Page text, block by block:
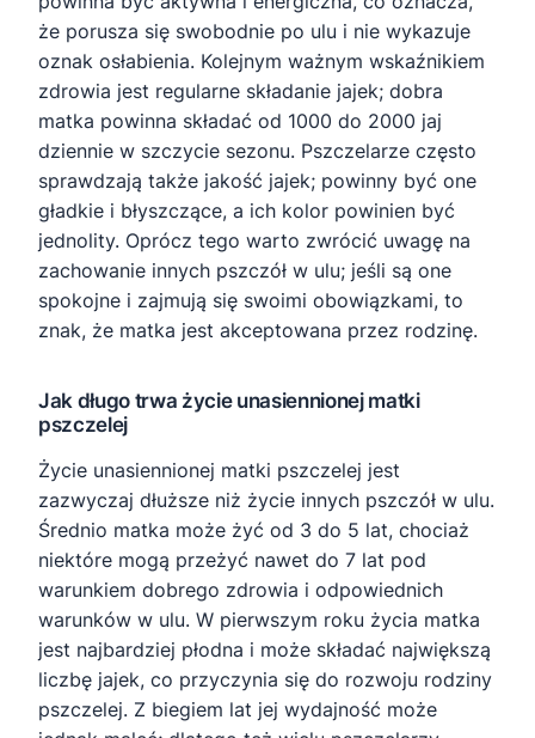
że porusza się swobodnie po ulu i nie wykazuje
oznak osłabienia. Kolejnym ważnym wskaźnikiem
zdrowia jest regularne składanie jajek; dobra
matka powinna składać od 1000 do 2000 jaj
dziennie w szczycie sezonu. Pszczelarze często
sprawdzają także jakość jajek; powinny być one
gładkie i błyszczące, a ich kolor powinien być
jednolity. Oprócz tego warto zwrócić uwagę na
zachowanie innych pszczół w ulu; jeśli są one
spokojne i zajmują się swoimi obowiązkami, to
znak, że matka jest akceptowana przez rodzinę.
Jak długo trwa życie unasiennionej matki
pszczelej
Życie unasiennionej matki pszczelej jest
zazwyczaj dłuższe niż życie innych pszczół w ulu.
Średnio matka może żyć od 3 do 5 lat, chociaż
niektóre mogą przeżyć nawet do 7 lat pod
warunkiem dobrego zdrowia i odpowiednich
warunków w ulu. W pierwszym roku życia matka
jest najbardziej płodna i może składać największą
liczbę jajek, co przyczynia się do rozwoju rodziny
pszczelej. Z biegiem lat jej wydajność może